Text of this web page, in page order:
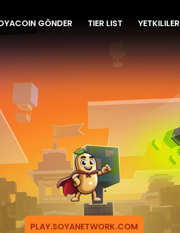
GÖNDER TIER LIST YETKILILER
PLAY.SOYANETWORK.COM